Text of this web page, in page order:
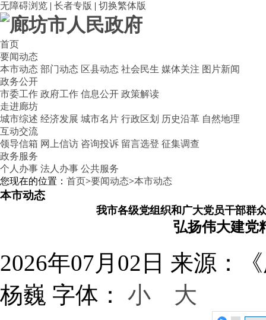
无障碍浏览 | 长者专版 | 切换繁体版
首页
要闻动态
本市动态 部门动态 区县动态 社会民生 媒体关注 图片新闻
政务公开
市委工作 政府工作 信息公开 政策解读
走进廊坊
城市综述 经济发展 城市名片 行政区划 历史沿革 自然地理
互动交流
领导信箱 网上信访 咨询投诉 留言选登 征集调查
政务服务
个人办事 法人办事 公共服务
您现在的位置： 首页>要闻动态>本市动态
本市动态
我市各级党组织和广大党员干部群
弘扬伟大建党
2026年07月02日 来源：
杨巍 字体： 小 大